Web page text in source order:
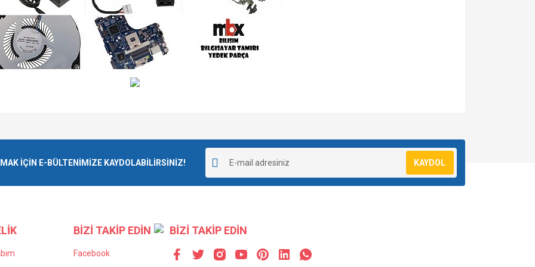
İÇİN E-BÜLTENİMİZE KAYDOLABİLİRSİNİZ! KAYDOL
BİZİ TAKİP EDİN
Facebook
BİZİ TAKİP EDİN